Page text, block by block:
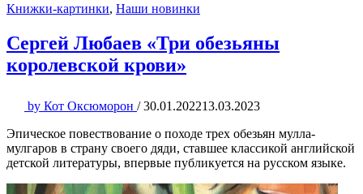
Книжки-картинки, Наши новинки
Сергей Любаев «Три обезьяны
королевской крови»
by Кот Оксюморон / 30.01.202213.03.2023
Эпическое повествование о походе трех обезьян мулла-
мулгаров в страну своего дяди, ставшее классикой английской
детской литературы, впервые публикуется на русском языке.